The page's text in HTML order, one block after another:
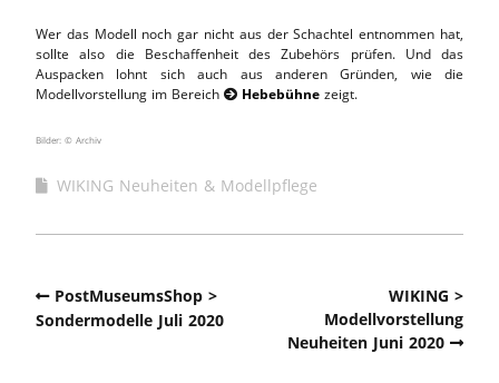
Wer das Modell noch gar nicht aus der Schachtel entnommen hat,
sollte also die Beschaffenheit des Zubehörs prüfen. Und das
Auspacken lohnt sich auch aus anderen Gründen, wie die
Modellvorstellung im Bereich  Hebebühne zeigt.
Bilder: © Archiv
WIKING Neuheiten & Modellpflege
PostMuseumsShop >
Sondermodelle Juli 2020
WIKING >
Modellvorstellung
Neuheiten Juni 2020